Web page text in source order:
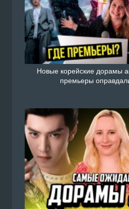
Новые корейские дорамы
премьеры